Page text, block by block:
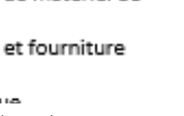
عروض التكوين
الشهادات